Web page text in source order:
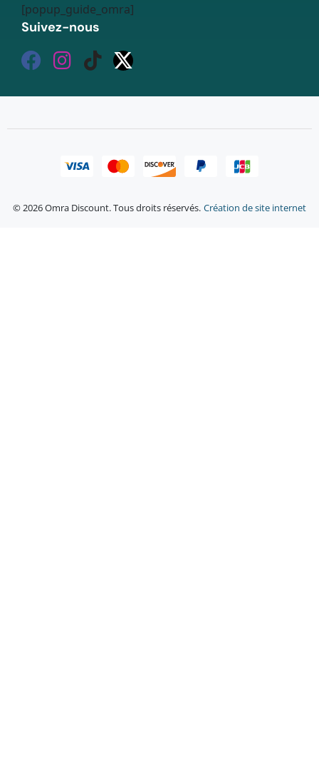
[popup_guide_omra]
Suivez-nous
© 2026 Omra Discount. Tous droits réservés. Création de site internet